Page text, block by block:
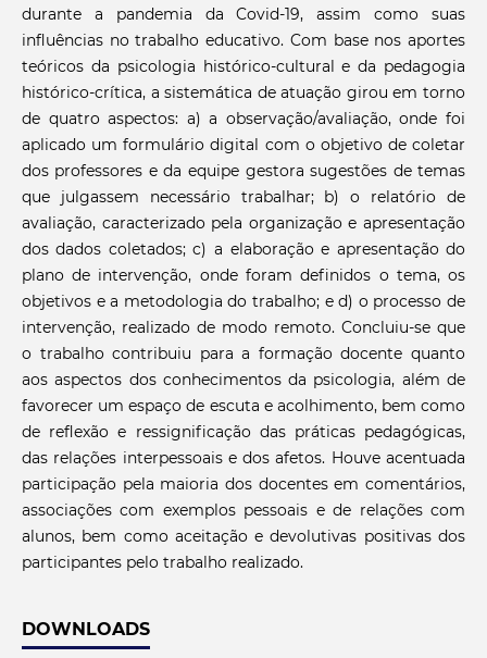
durante a pandemia da Covid-19, assim como suas
influências no trabalho educativo. Com base nos aportes
teóricos da psicologia histórico-cultural e da pedagogia
histórico-crítica, a sistemática de atuação girou em torno
de quatro aspectos: a) a observação/avaliação, onde foi
aplicado um formulário digital com o objetivo de coletar
dos professores e da equipe gestora sugestões de temas
que julgassem necessário trabalhar; b) o relatório de
avaliação, caracterizado pela organização e apresentação
dos dados coletados; c) a elaboração e apresentação do
plano de intervenção, onde foram definidos o tema, os
objetivos e a metodologia do trabalho; e d) o processo de
intervenção, realizado de modo remoto. Concluiu-se que
o trabalho contribuiu para a formação docente quanto
aos aspectos dos conhecimentos da psicologia, além de
favorecer um espaço de escuta e acolhimento, bem como
de reflexão e ressignificação das práticas pedagógicas,
das relações interpessoais e dos afetos. Houve acentuada
participação pela maioria dos docentes em comentários,
associações com exemplos pessoais e de relações com
alunos, bem como aceitação e devolutivas positivas dos
participantes pelo trabalho realizado.
DOWNLOADS